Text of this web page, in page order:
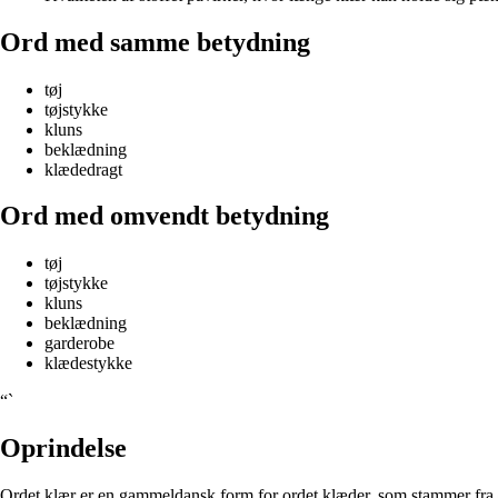
Ord med samme betydning
tøj
tøjstykke
kluns
beklædning
klædedragt
Ord med omvendt betydning
tøj
tøjstykke
kluns
beklædning
garderobe
klædestykke
“`
Oprindelse